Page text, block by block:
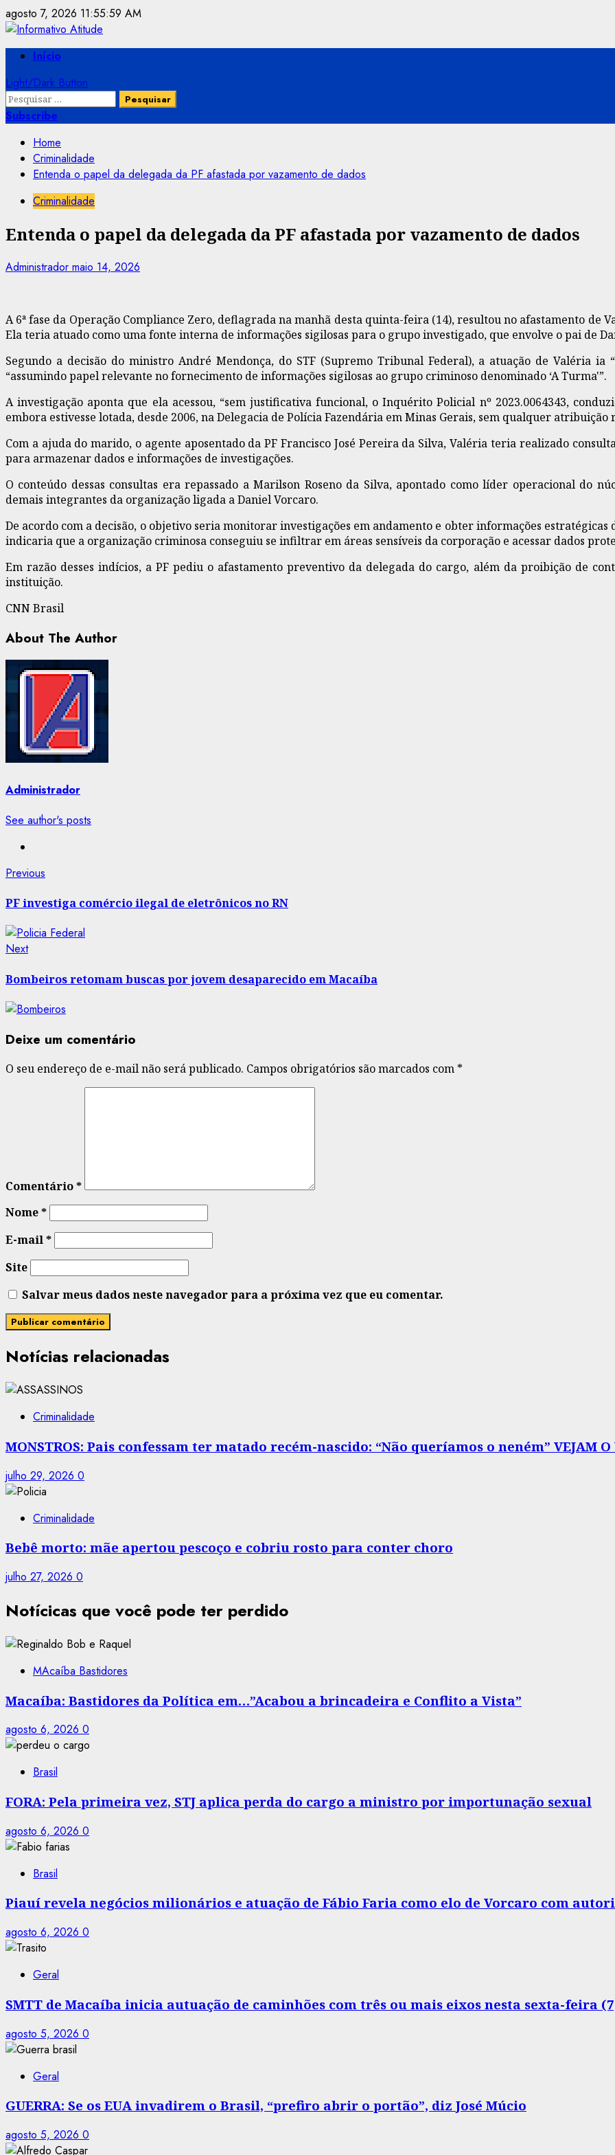
Skip
to
content
agosto 7, 2026 11:56:00 AM
PrimaryInício
Light/Dark Button
Pesquisar
por:
Subscribe
Home
Criminalidade
Entenda o papel da delegada da PF afastada por vazamento de dados
Criminalidade
Entenda o papel da delegada da PF afastada por vazamento de dados
Administrador maio 14, 2026
A 6ª fase da Operação Compliance Zero, deflagrada na manhã desta quinta-feira (14), resultou no afastamento de
Ela teria atuado como uma fonte interna de informações sigilosas para o grupo investigado, que envolve o pai de
Segundo a decisão do ministro André Mendonça, do STF (Supremo Tribunal Federal), a atuação de Valéria
“assumindo papel relevante no fornecimento de informações sigilosas ao grupo criminoso denominado ‘A Turma'”.
A investigação aponta que ela acessou, “sem justificativa funcional, o Inquérito Policial nº 2023.0064343,
embora estivesse lotada, desde 2006, na Delegacia de Polícia Fazendária em Minas Gerais, sem qualquer
Com a ajuda do marido, o agente aposentado da PF Francisco José Pereira da Silva, Valéria teria realizado
para armazenar dados e informações de investigações.
O conteúdo dessas consultas era repassado a Marilson Roseno da Silva, apontado como líder operacional do
demais integrantes da organização ligada a Daniel Vorcaro.
De acordo com a decisão, o objetivo seria monitorar investigações em andamento e obter informações estratégicas
indicaria que a organização criminosa conseguiu se infiltrar em áreas sensíveis da corporação e acessar dados
Em razão desses indícios, a PF pediu o afastamento preventivo da delegada do cargo, além da proibição de
instituição.
CNN Brasil
About The Author
Administrador
See author's posts
Post
navigation
Previous
PF investiga comércio ilegal de eletrônicos no RN
NextNext
Bombeiros retomam buscas por jovem desaparecido em Macaíba
Deixe um comentário
O seu endereço de e-mail não será publicado. Campos obrigatórios são marcados com *
Comentário*
Nome*
E-mail*
Site
Salvar meus dados neste navegador para a próxima vez que eu comentar.
Notícias relacionadas
Criminalidade
MONSTROS: Pais confessam ter matado recém-nascido: “Não queríamos o neném” VEJAM O
julho 29, 2026 0
Criminalidade
Bebê morto: mãe apertou pescoço e cobriu rosto para conter choro
julho 27, 2026 0
Notícicas que você pode ter perdido
MAcaíba Bastidores
Macaíba: Bastidores da Política em…”Acabou a brincadeira e Conflito a Vista”
agosto 6, 2026 0
Brasil
FORA: Pela primeira vez, STJ aplica perda do cargo a ministro por importunação sexual
agosto 6, 2026 0
Brasil
Piauí revela negócios milionários e atuação de Fábio Faria como elo de Vorcaro com
agosto 6, 2026 0
Geral
SMTT de Macaíba inicia autuação de caminhões com três ou mais eixos nesta sexta-feira
agosto 5, 2026 0
Geral
GUERRA: Se os EUA invadirem o Brasil, “prefiro abrir o portão”, diz José Múcio
agosto 5, 2026 0